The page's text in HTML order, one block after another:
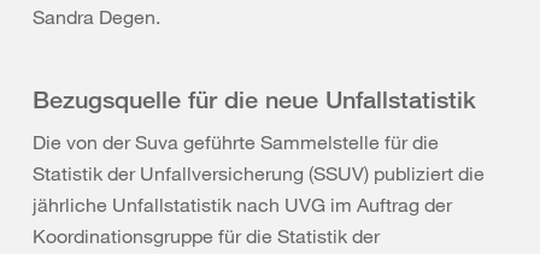
Sandra Degen.
Bezugsquelle für die neue Unfallstatistik
Die von der Suva geführte Sammelstelle für die
Statistik der Unfallversicherung (SSUV) publiziert die
jährliche Unfallstatistik nach UVG im Auftrag der
Koordinationsgruppe für die Statistik der